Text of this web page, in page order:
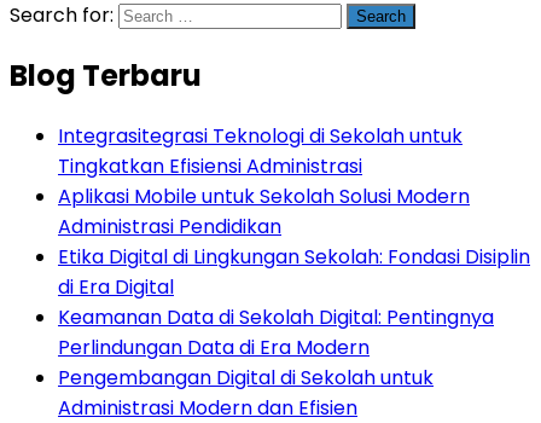
Search for:
Blog Terbaru
Integrasitegrasi Teknologi di Sekolah untuk
Tingkatkan Efisiensi Administrasi
Aplikasi Mobile untuk Sekolah Solusi Modern
Administrasi Pendidikan
Etika Digital di Lingkungan Sekolah: Fondasi Disiplin
di Era Digital
Keamanan Data di Sekolah Digital: Pentingnya
Perlindungan Data di Era Modern
Pengembangan Digital di Sekolah untuk
Administrasi Modern dan Efisien